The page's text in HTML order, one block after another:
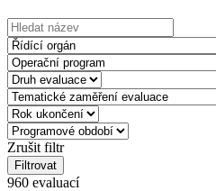
Zrušit filtr
Filtrovat
960 evaluací